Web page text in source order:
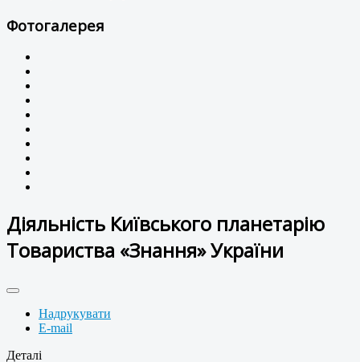
Фотогалерея
Діяльність Київського планетарію
Товариства «Знання» України
Надрукувати
E-mail
Деталі